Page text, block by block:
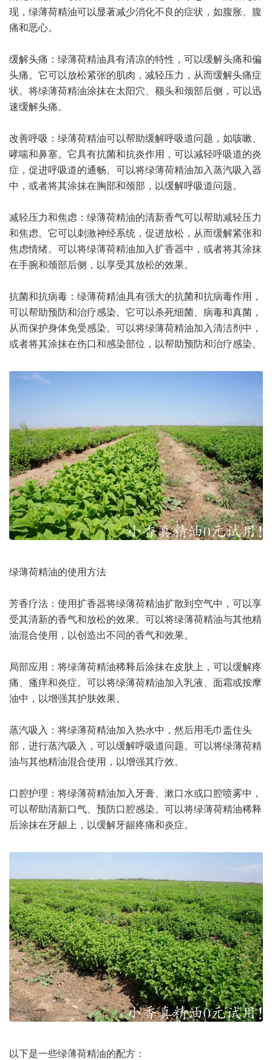
现，绿薄荷精油可以显著减少消化不良的症状，如腹胀、腹
痛和恶心。
缓解头痛：绿薄荷精油具有清凉的特性，可以缓解头痛和偏
头痛。它可以放松紧张的肌肉，减轻压力，从而缓解头痛症
状。将绿薄荷精油涂抹在太阳穴、额头和颈部后侧，可以迅
速缓解头痛。
改善呼吸：绿薄荷精油可以帮助缓解呼吸道问题，如咳嗽、
哮喘和鼻塞。它具有抗菌和抗炎作用，可以减轻呼吸道的炎
症，促进呼吸道的通畅。可以将绿薄荷精油加入蒸汽吸入器
中，或者将其涂抹在胸部和颈部，以缓解呼吸道问题。
减轻压力和焦虑：绿薄荷精油的清新香气可以帮助减轻压力
和焦虑。它可以刺激神经系统，促进放松，从而缓解紧张和
焦虑情绪。可以将绿薄荷精油加入扩香器中，或者将其涂抹
在手腕和颈部后侧，以享受其放松的效果。
抗菌和抗病毒：绿薄荷精油具有强大的抗菌和抗病毒作用，
可以帮助预防和治疗感染。它可以杀死细菌、病毒和真菌，
从而保护身体免受感染。可以将绿薄荷精油加入清洁剂中，
或者将其涂抹在伤口和感染部位，以帮助预防和治疗感染。
绿薄荷精油的使用方法
芳香疗法：使用扩香器将绿薄荷精油扩散到空气中，可以享
受其清新的香气和放松的效果。可以将绿薄荷精油与其他精
油混合使用，以创造出不同的香气和效果。
局部应用：将绿薄荷精油稀释后涂抹在皮肤上，可以缓解疼
痛、瘙痒和炎症。可以将绿薄荷精油加入乳液、面霜或按摩
油中，以增强其护肤效果。
蒸汽吸入：将绿薄荷精油加入热水中，然后用毛巾盖住头
部，进行蒸汽吸入，可以缓解呼吸道问题。可以将绿薄荷精
油与其他精油混合使用，以增强其疗效。
口腔护理：将绿薄荷精油加入牙膏、漱口水或口腔喷雾中，
可以帮助清新口气、预防口腔感染。可以将绿薄荷精油稀释
后涂抹在牙龈上，以缓解牙龈疼痛和炎症。
以下是一些绿薄荷精油的配方：